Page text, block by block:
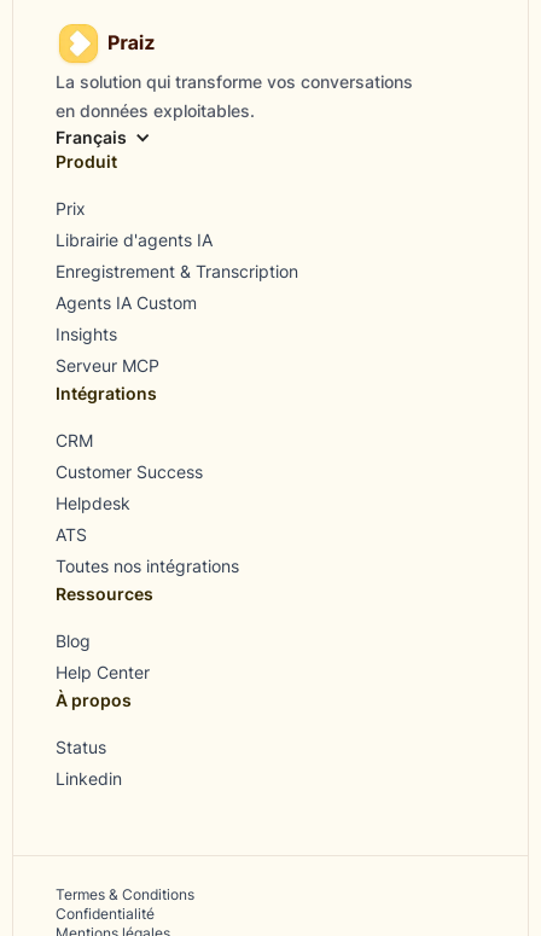
La solution qui transforme vos conversations
en données exploitables.
Français
Produit
Prix
Librairie d'agents IA
Enregistrement & Transcription
Agents IA Custom
Insights
Serveur MCP
Intégrations
CRM
Customer Success
Helpdesk
ATS
Toutes nos intégrations
Ressources
Blog
Help Center
À propos
Status
Linkedin
Termes & Conditions
Confidentialité